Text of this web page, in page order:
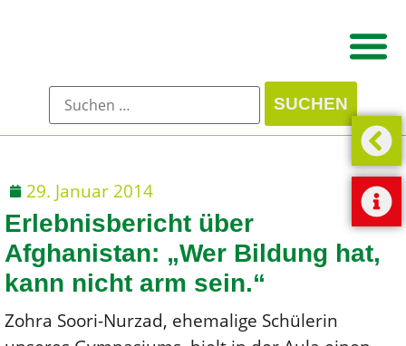
29. Januar 2014
Erlebnisbericht über
Afghanistan: „Wer Bildung hat,
kann nicht arm sein.“
Zohra Soori-Nurzad, ehemalige Schülerin